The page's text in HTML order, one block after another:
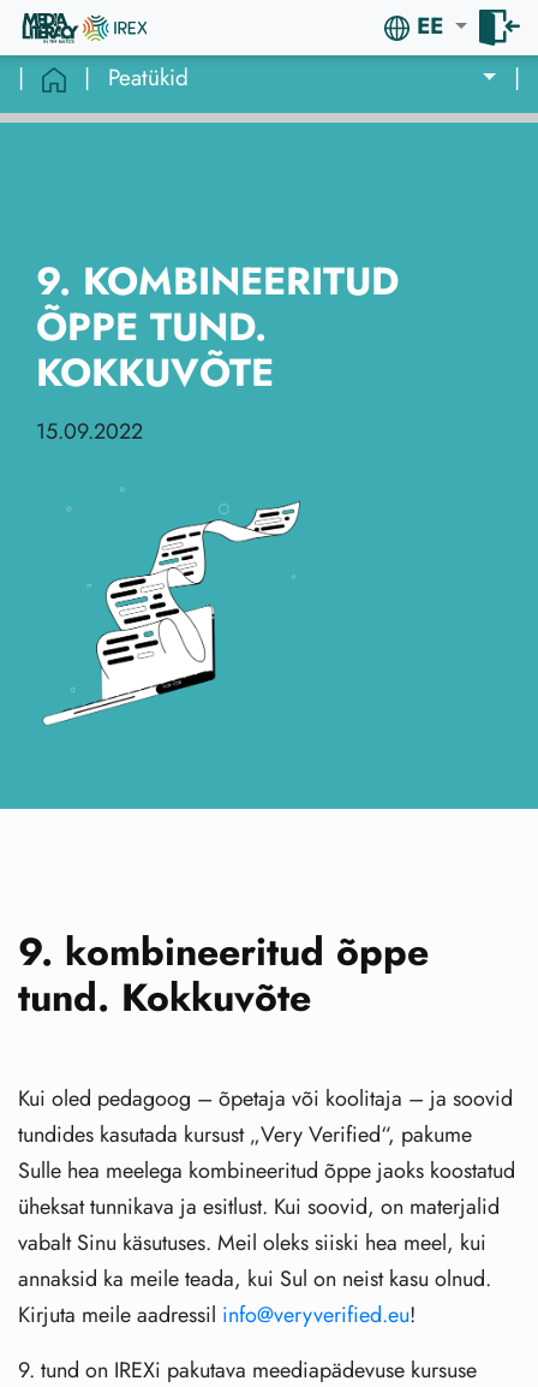
EE
|
| Peatükid |
9. KOMBINEERITUD
ÕPPE TUND.
KOKKUVÕTE
15.09.2022
9. kombineeritud õppe
tund. Kokkuvõte
Kui oled pedagoog – õpetaja või koolitaja – ja soovid
tundides kasutada kursust „Very Verified“, pakume
Sulle hea meelega kombineeritud õppe jaoks koostatud
üheksat tunnikava ja esitlust. Kui soovid, on materjalid
vabalt Sinu käsutuses. Meil oleks siiski hea meel, kui
annaksid ka meile teada, kui Sul on neist kasu olnud.
Kirjuta meile aadressil info@veryverified.eu!
9. tund on IREXi pakutava meediapädevuse kursuse